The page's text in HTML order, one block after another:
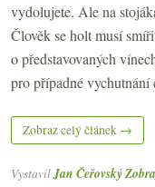
vydolujete. Ale na
Člověk se holt musí
o představovaných
pro případné vychutnání
Zobraz celý článek →
VystavilJan Čeřovský